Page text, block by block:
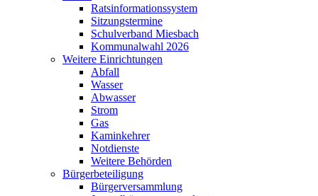
Ratsinformationssystem
Sitzungstermine
Schulverband Miesbach
Kommunalwahl 2026
Weitere Einrichtungen
Abfall
Wasser
Abwasser
Strom
Gas
Kaminkehrer
Notdienste
Weitere Behörden
Bürgerbeteiligung
Bürgerversammlung